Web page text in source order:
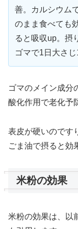
善。カルシウム
のまま食べても
ると吸収up。摂
ゴマで1日大さ
ゴマのメイン成分
酸化作用で老化予
表皮が硬いのです
ごま油で摂ると効
米粉の効果
米粉の効果は、以